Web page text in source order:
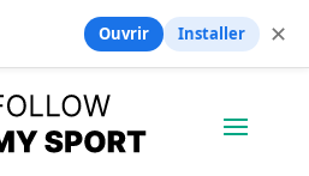
Ouvrir Installer ✕